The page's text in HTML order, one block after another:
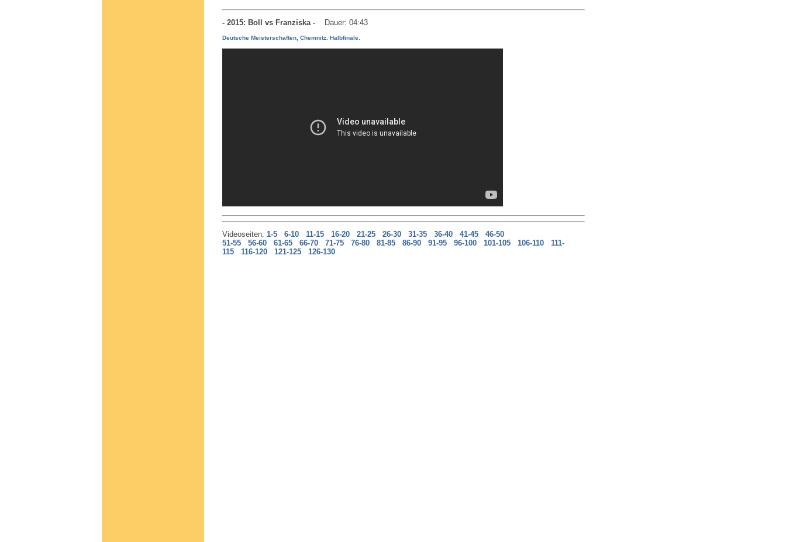
- 2015: Boll vs Franziska - Dauer: 04:43
Deutsche Meisterschaften, Chemnitz. Halbfinale.
Videoseiten: 1-5 6-10 11-15 16-20 21-25 26-30 31-35 36-40 41-45
46-50
51-55
56-60 61-65 66-70 71-75 76-80 81-85 86-90 91-95 96-100 101-105 106-110
111-
115
116-120 121-125 126-130